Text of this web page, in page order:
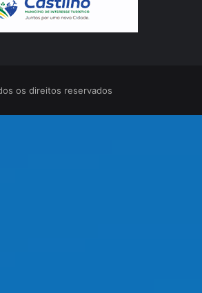
os direitos reservados